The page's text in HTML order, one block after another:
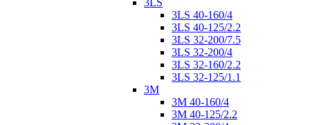
3LS 40-160/4
3LS 40-125/2.2
3LS 32-200/7.5
3LS 32-200/4
3LS 32-160/2.2
3LS 32-125/1.1
3M
3M 40-160/4
3M 40-125/2.2